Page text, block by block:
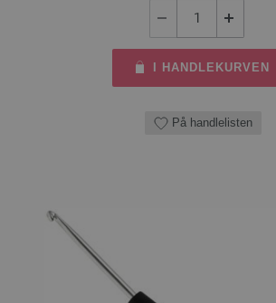
I HANDLEKURVEN
På handlelisten